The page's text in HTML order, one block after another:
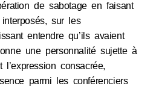
de sabotage en faisant
sur les
entendre qu’ils avaient
une personnalité sujette à
consacrée,
parmi les conférenciers